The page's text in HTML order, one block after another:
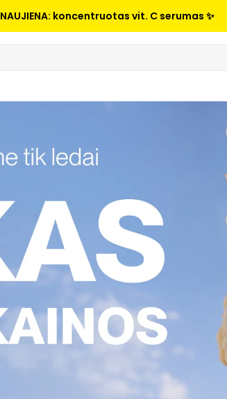
NAUJIENA: koncentruotas vit. C serumas ✨